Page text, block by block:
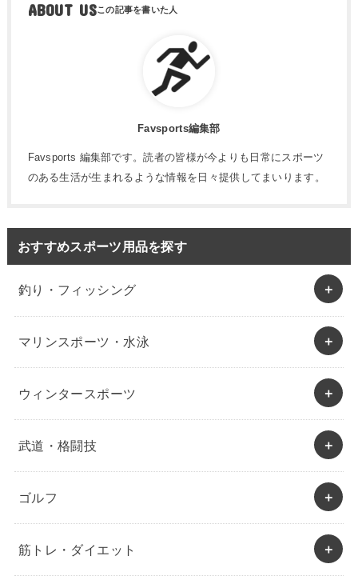
ABOUT US
Favsports編集部
Favsports 編集部です。読者の皆様が今よりも日常にスポーツ
のある生活が生まれるような情報を日々提供してまいります。
おすすめスポーツ用品を探す
釣り・フィッシング
マリンスポーツ・水泳
ウィンタースポーツ
武道・格闘技
ゴルフ
筋トレ・ダイエット